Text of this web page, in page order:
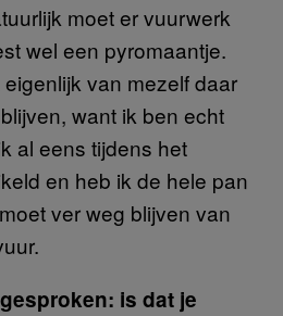
moet er vuurwerk
wel een pyromaantje.
van mezelf daar
want ik ben echt
al eens tijdens het
en heb ik de hele pan
ver weg blijven van
is dat je